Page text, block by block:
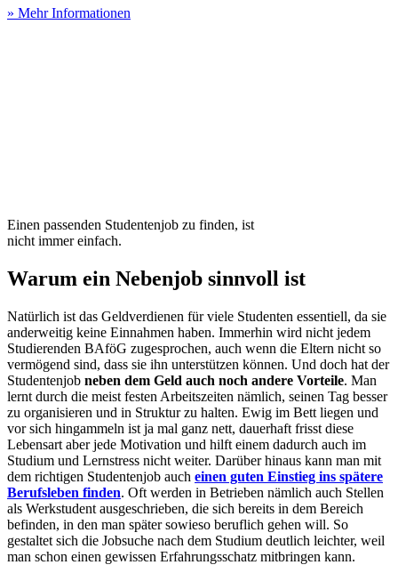
» Mehr Informationen
Einen passenden Studentenjob zu finden, ist
nicht immer einfach.
Warum ein Nebenjob sinnvoll ist
Natürlich ist das Geldverdienen für viele Studenten essentiell, da sie
anderweitig keine Einnahmen haben. Immerhin wird nicht jedem
Studierenden BAföG zugesprochen, auch wenn die Eltern nicht so
vermögend sind, dass sie ihn unterstützen können. Und doch hat der
Studentenjob neben dem Geld auch noch andere Vorteile. Man
lernt durch die meist festen Arbeitszeiten nämlich, seinen Tag besser
zu organisieren und in Struktur zu halten. Ewig im Bett liegen und
vor sich hingammeln ist ja mal ganz nett, dauerhaft frisst diese
Lebensart aber jede Motivation und hilft einem dadurch auch im
Studium und Lernstress nicht weiter. Darüber hinaus kann man mit
dem richtigen Studentenjob auch einen guten Einstieg ins spätere
Berufsleben finden. Oft werden in Betrieben nämlich auch Stellen
als Werkstudent ausgeschrieben, die sich bereits in dem Bereich
befinden, in den man später sowieso beruflich gehen will. So
gestaltet sich die Jobsuche nach dem Studium deutlich leichter, weil
man schon einen gewissen Erfahrungsschatz mitbringen kann.